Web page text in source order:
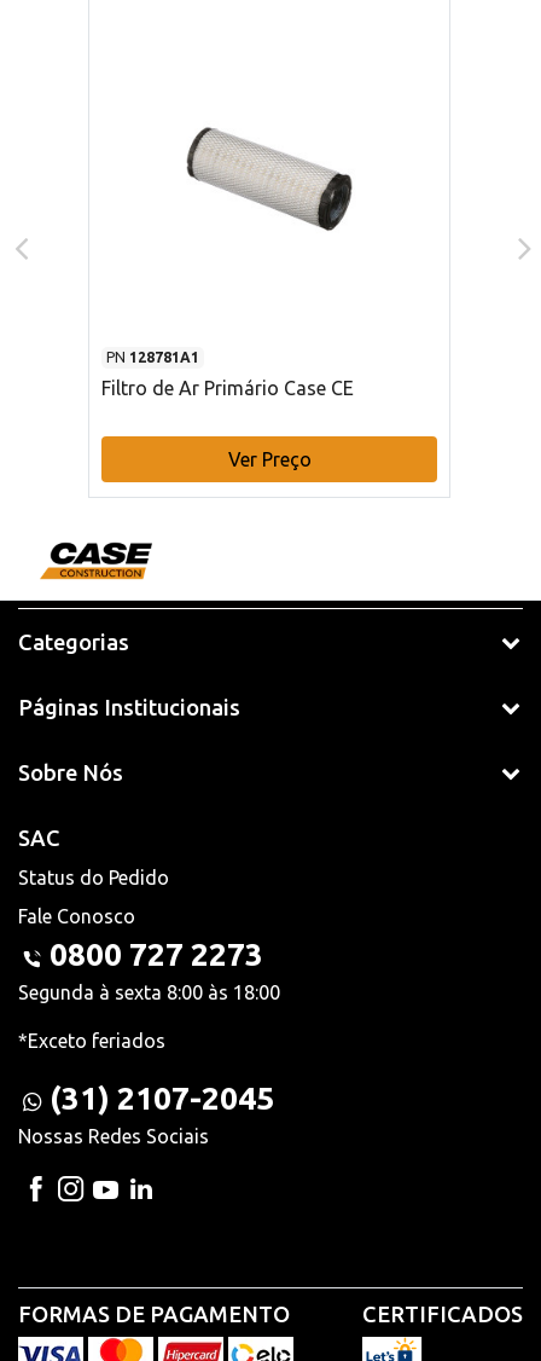
PN 128781A1
Filtro de Ar Primário Case CE
Ver Preço
Categorias
Páginas Institucionais
Sobre Nós
SAC
Status do Pedido
Fale Conosco
0800 727 2273
Segunda à sexta 8:00 às 18:00
*Exceto feriados
(31) 2107-2045
Nossas Redes Sociais
FORMAS DE PAGAMENTO CERTIFICADOS